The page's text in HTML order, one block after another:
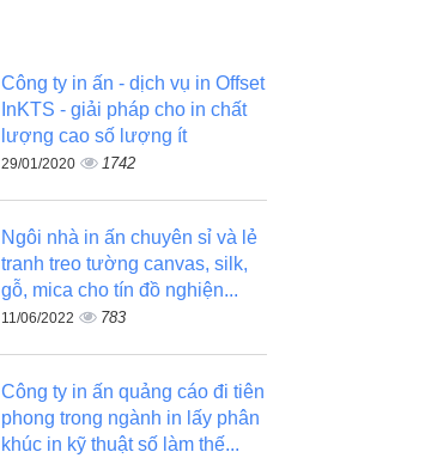
Công ty in ấn - dịch vụ in Offset
InKTS - giải pháp cho in chất
lượng cao số lượng ít
29/01/2020 1742
Ngôi nhà in ấn chuyên sỉ và lẻ
tranh treo tường canvas, silk,
gỗ, mica cho tín đồ nghiện...
11/06/2022 783
Công ty in ấn quảng cáo đi tiên
phong trong ngành in lấy phân
khúc in kỹ thuật số làm thế...